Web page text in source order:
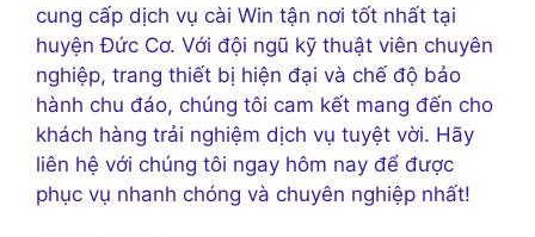
cung cấp dịch vụ cài Win tận nơi tốt nhất tại
huyện Đức Cơ. Với đội ngũ kỹ thuật viên chuyên
nghiệp, trang thiết bị hiện đại và chế độ bảo
hành chu đáo, chúng tôi cam kết mang đến cho
khách hàng trải nghiệm dịch vụ tuyệt vời. Hãy
liên hệ với chúng tôi ngay hôm nay để được
phục vụ nhanh chóng và chuyên nghiệp nhất!